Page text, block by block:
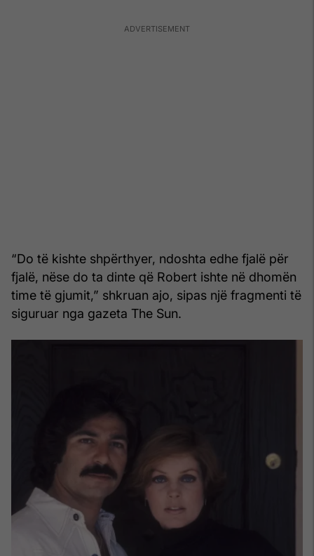
“Do të kishte shpërthyer, ndoshta edhe fjalë për
fjalë, nëse do ta dinte që Robert ishte në dhomën
time të gjumit,” shkruan ajo, sipas një fragmenti të
siguruar nga gazeta The Sun.